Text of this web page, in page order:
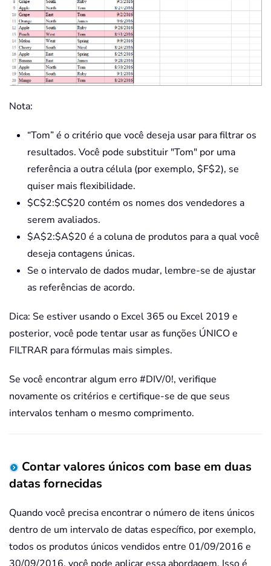
Nota:
“Tom” é o critério que você deseja usar para filtrar os
resultados. Você pode substituir "Tom" por uma
referência a outra célula (por exemplo, $F$2), se
quiser mais flexibilidade.
$C$2:$C$20 contém os nomes dos vendedores a
serem avaliados.
$A$2:$A$20 é a coluna de produtos para a qual você
deseja contagens únicas.
Se o intervalo de dados mudar, lembre-se de ajustar
as referências de acordo.
Dica: Se estiver usando o Excel 365 ou Excel 2019 e
posterior, você pode tentar usar as funções ÚNICO e
FILTRAR para fórmulas mais simples.
Se você encontrar algum erro #DIV/0!, verifique
novamente os critérios e certifique-se de que seus
intervalos tenham o mesmo comprimento.
Contar valores únicos com base em duas
datas fornecidas
Quando você precisa encontrar o número de itens únicos
dentro de um intervalo de datas específico, por exemplo,
todos os produtos únicos vendidos entre 01/09/2016 e